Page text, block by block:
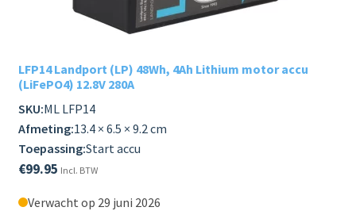
LFP14 Landport (LP) 48Wh, 4Ah Lithium motor accu
(LiFePO4) 12.8V 280A
SKU:ML LFP14
Afmeting:13.4 × 6.5 × 9.2 cm
Toepassing:Start accu
€99.95 Incl. BTW
Verwacht op 29 juni 2026